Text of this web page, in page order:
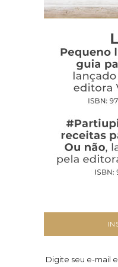
Digite seu e-mail